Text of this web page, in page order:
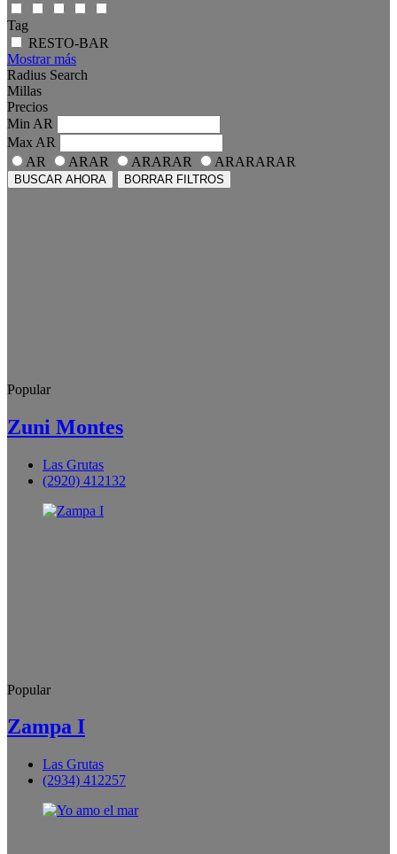
Tag
RESTO-BAR
Mostrar más
Radius Search
Millas
Precios
Min AR
Max AR
AR
ARAR ARARAR ARARARAR
BUSCAR AHORA BORRAR FILTROS
Popular
Zuni Montes
Las Grutas
(2920) 412132
Popular
Zampa I
Las Grutas
(2934) 412257